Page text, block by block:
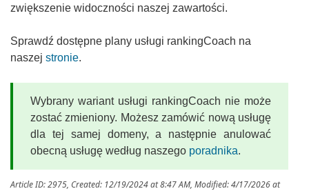
zwiększenie widoczności naszej zawartości.
Sprawdź dostępne plany usługi rankingCoach na
naszej stronie.
Wybrany wariant usługi rankingCoach nie może
zostać zmieniony. Możesz zamówić nową usługę
dla tej samej domeny, a następnie anulować
obecną usługę według naszego poradnika.
Article ID: 2975, Created: 12/19/2024 at 8:47 AM, Modified: 4/17/2026 at